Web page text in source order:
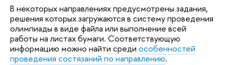
В некоторых направлениях предусмотрены задания,
решения которых загружаются в систему проведения
олимпиады в виде файла или выполнение всей
работы на листах бумаги. Соответствующую
информацию можно найти среди особенностей
проведения состязаний по направлению.